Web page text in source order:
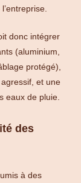
donc intégrer
(aluminium,
protégé),
et une
eaux de pluie.
des
à des